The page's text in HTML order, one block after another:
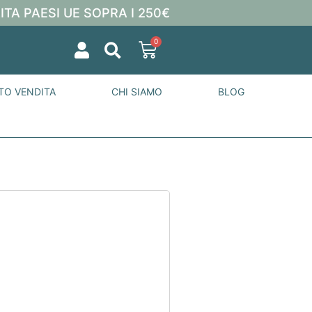
PAESI UE SOPRA I 250€
0
VENDITA CHI SIAMO BLOG